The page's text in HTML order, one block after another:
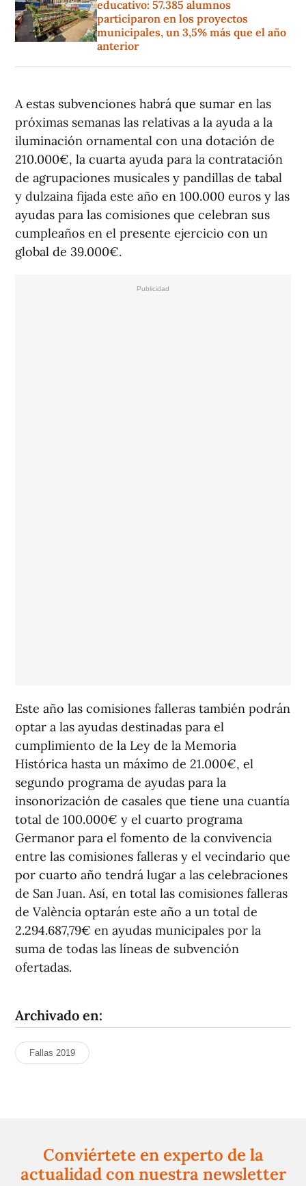
educativo: 57.385 alumnos
participaron en los proyectos
municipales, un 3,5% más que el año
anterior
A estas subvenciones habrá que sumar en las
próximas semanas las relativas a la ayuda a la
iluminación ornamental con una dotación de
210.000€, la cuarta ayuda para la contratación
de agrupaciones musicales y pandillas de tabal
y dulzaina fijada este año en 100.000 euros y las
ayudas para las comisiones que celebran sus
cumpleaños en el presente ejercicio con un
global de 39.000€.
Este año las comisiones falleras también podrán
optar a las ayudas destinadas para el
cumplimiento de la Ley de la Memoria
Histórica hasta un máximo de 21.000€, el
segundo programa de ayudas para la
insonorización de casales que tiene una cuantía
total de 100.000€ y el cuarto programa
Germanor para el fomento de la convivencia
entre las comisiones falleras y el vecindario que
por cuarto año tendrá lugar a las celebraciones
de San Juan. Así, en total las comisiones falleras
de València optarán este año a un total de
2.294.687,79€ en ayudas municipales por la
suma de todas las líneas de subvención
ofertadas.
Archivado en:
Fallas 2019
Conviértete en experto de la
actualidad con nuestra newsletter